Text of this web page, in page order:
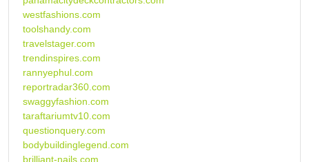
westfashions.com
toolshandy.com
travelstager.com
trendinspires.com
rannyephul.com
reportradar360.com
swaggyfashion.com
taraftariumtv10.com
questionquery.com
bodybuildinglegend.com
brilliant-nails.com